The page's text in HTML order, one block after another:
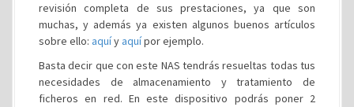
revisión completa de sus prestaciones, ya que son
muchas, y además ya existen algunos buenos artículos
sobre ello: aquíy aquípor ejemplo.
Basta decir que con este NAS tendrás resueltas todas tus
necesidades de almacenamiento y tratamiento de
ficheros en red. En este dispositivo podrás poner 2